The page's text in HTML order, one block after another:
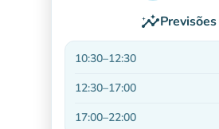
insightsPrevisões
10:30–12:30
12:30–17:00
17:00–22:00